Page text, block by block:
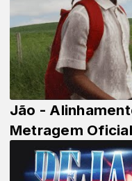
Jão -
Metragem